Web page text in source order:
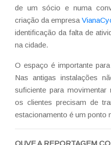
de um sócio e numa
criação da empresa
identificação da falta de
na cidade.
O espaço é importante
Nas antigas instalações
suficiente para
os clientes precisam de
estacionamento é um ponto
OUVE A REPORTAGEM